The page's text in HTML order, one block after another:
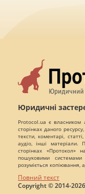
Юридичні
Protocol.ua є власником
сторінках даного
тексти, коментарі,
аудіо, інші матеріали.
сторінках «Протокол»
пошуковими
розуміється копіювання,
Повний текст
Copyright © 2014-